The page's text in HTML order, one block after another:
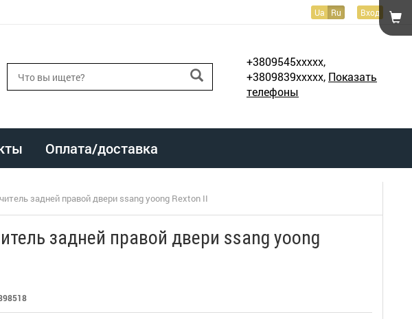
Ua Ru Вход
+3809545xxxxx,
+3809839xxxxx, Показать
телефоны
Оплата/доставка
задней правой двери ssang yoong Rexton II
задней правой двери ssang yoong